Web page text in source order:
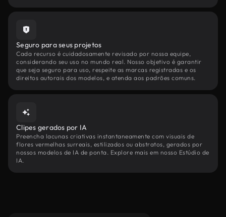
Seguro para seus projetos
Cada recurso é cuidadosamente revisado por nossa equipe,
considerando seu uso no mundo real. Nosso objetivo é garantir
que seja seguro para uso, respeite as marcas registradas e os
direitos autorais dos modelos, e atenda aos padrões comuns.
Clipes gerados por IA
Preencha lacunas criativas instantaneamente com visuais de
flores vermelhas surreais, estilizados ou abstratos, gerados por
nossos modelos de IA de ponta. Explore mais em nosso Estúdio de
IA.